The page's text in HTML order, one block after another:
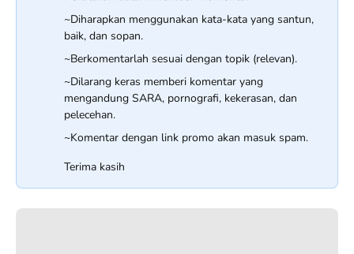
~Diharapkan menggunakan kata-kata yang santun,
baik, dan sopan.
~Berkomentarlah sesuai dengan topik (relevan).
~Dilarang keras memberi komentar yang
mengandung SARA, pornografi, kekerasan, dan
pelecehan.
~Komentar dengan link promo akan masuk spam.
Terima kasih